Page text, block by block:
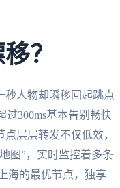
？
秒人物却瞬移回起跳点
300ms基本告别畅快
层层转发不仅低效，
图”，实时监控着多条
海的最优节点，独享